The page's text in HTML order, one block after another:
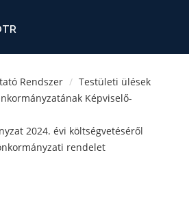
Rendszer
Testületi ülések
Képviselő-
2024. évi költségvetéséről
rendelet